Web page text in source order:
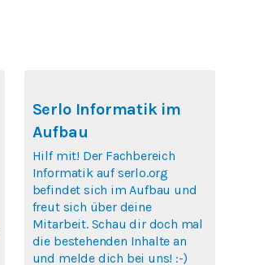
Serlo Informatik im
Aufbau
Hilf mit! Der Fachbereich
Informatik auf serlo.org
befindet sich im Aufbau und
freut sich über deine
Mitarbeit. Schau dir doch mal
die bestehenden Inhalte an
und melde dich bei uns! :-)